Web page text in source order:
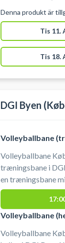
Denna produkt är
Tis 11.
Tis 18.
DGI Byen
Volleyballbane
Volleyballbane
træningsbane i
en træningsbane
til booking - centralt i
på Tietgensgade
af mindre
Volleyballbane
Volleyballbane